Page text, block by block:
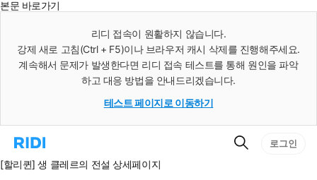
본문 바로가기
리디 접속이 원활하지 않습니다.
강제 새로 고침(Ctrl + F5)이나 브라우저 캐시 삭제를 진행해주세요.
계속해서 문제가 발생한다면 리디 접속 테스트를 통해 원인을 파악
하고 대응 방법을 안내드리겠습니다.
테스트 페이지로 이동하기
리
홈
검
로그인
[할리퀸] 생 클레르의 전설 상세페이지